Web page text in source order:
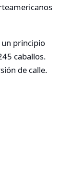
un principio
caballos.
de calle.